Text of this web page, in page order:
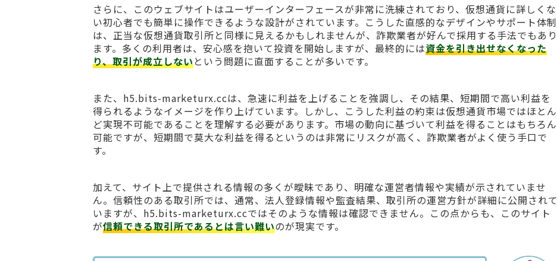
さらに、このウェブサイトはユーザーインターフェースが非常に洗練されており、仮想通貨に詳しくな
い初心者でも簡単に操作できるような設計がされています。こうした直感的なデザインやサポート体制
は、正当な仮想通貨取引所と同様に見えるかもしれませんが、詐欺業者が好んで採用する手法でもあり
ます。多くの利用者は、安心感を抱いて投資を開始しますが、最終的には資金を引き出せなくなった
り、取引が成立しないという問題に直面することが多いです。
また、h5.bits-marketurx.ccは、急速に利益を上げることを強調し、その結果、短期間で高い利益を
得られるようなイメージを作り上げています。しかし、こうした利益の約束は仮想通貨市場ではほとん
ど実現不可能であることを理解する必要があります。市場の動向に基づいて利益を得ることはもちろん
可能ですが、短期間で莫大な利益を得るというのは非常にリスクが高く、詐欺業者がよく使う手口で
す。
加えて、サイト上で提供される情報の多くが曖昧であり、明確な運営者情報や実績が示されていませ
ん。信頼性のある取引所では、通常、法人登録情報や監査結果、取引所の運営方針が詳細に公開されて
いますが、h5.bits-marketurx.ccではそのような情報は確認できません。この点からも、このサイト
が信頼できる取引所であるとは言い難いのが現実です。